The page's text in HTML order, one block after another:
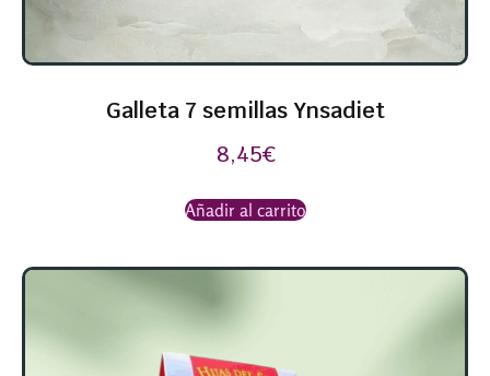
Galleta 7 semillas Ynsadiet
8,45€
Añadir al carrito